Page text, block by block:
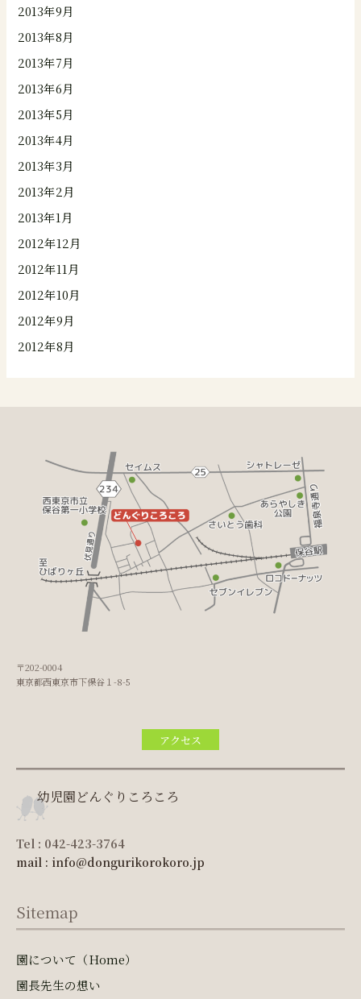
2013年9月
2013年8月
2013年7月
2013年6月
2013年5月
2013年4月
2013年3月
2013年2月
2013年1月
2012年12月
2012年11月
2012年10月
2012年9月
2012年8月
〒202-0004
東京都西東京市下保谷１-8-5
アクセス
幼児園どんぐりころころ
Tel : 042-423-3764
mail : info@dongurikorokoro.jp
Sitemap
園について（Home）
園長先生の想い